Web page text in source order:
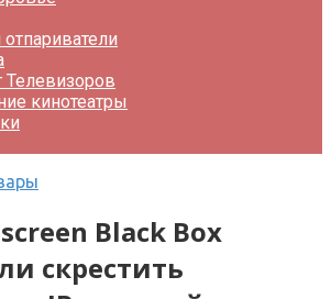
Телевизоров
кинотеатры
Black Box
скрестить